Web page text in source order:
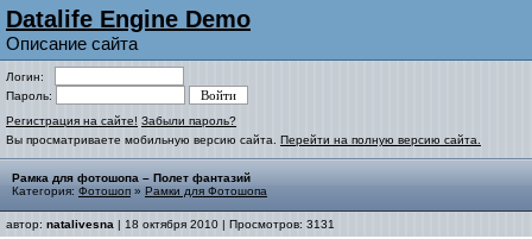
Datalife Engine Demo
Описание сайта
Логин:
Пароль:
Регистрация на сайте! Забыли пароль?
Вы просматриваете мобильную версию сайта. Перейти на полную версию сайта.
Рамка для фотошопа – Полет фантазий
Категория: Фотошоп » Рамки для Фотошопа
автор: natalivesna | 18 октября 2010 | Просмотров: 3131